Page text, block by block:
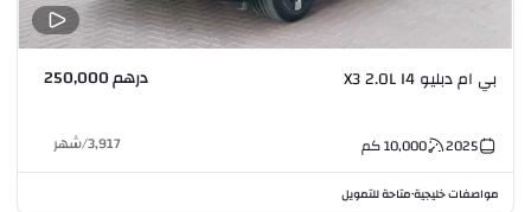
بي ام دبليو X3 2.0L I4 درهم 250,000
2025
10,000كم 3,917
/شهر
مواصفات خليجية•متاحة للتمويل